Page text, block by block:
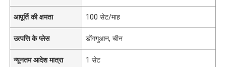
आपूर्ति की क्षमता 100 सेट/माह
उत्पत्ति के प्लेस डोंगगुआन, चीन
न्यूनतम आदेश मात्रा 1 सेट